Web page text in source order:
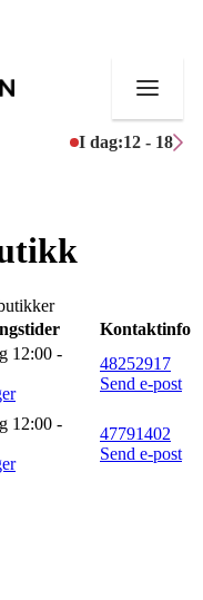
I dag:12 - 18
Kontaktinfo
12:00 -
48252917
Send e-post
12:00 -
47791402
Send e-post